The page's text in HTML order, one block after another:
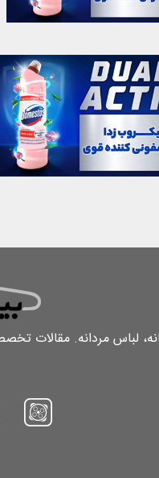
مردانه. مقالات